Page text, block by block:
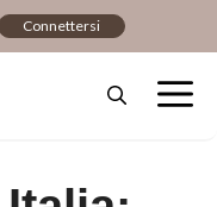
Connettersi